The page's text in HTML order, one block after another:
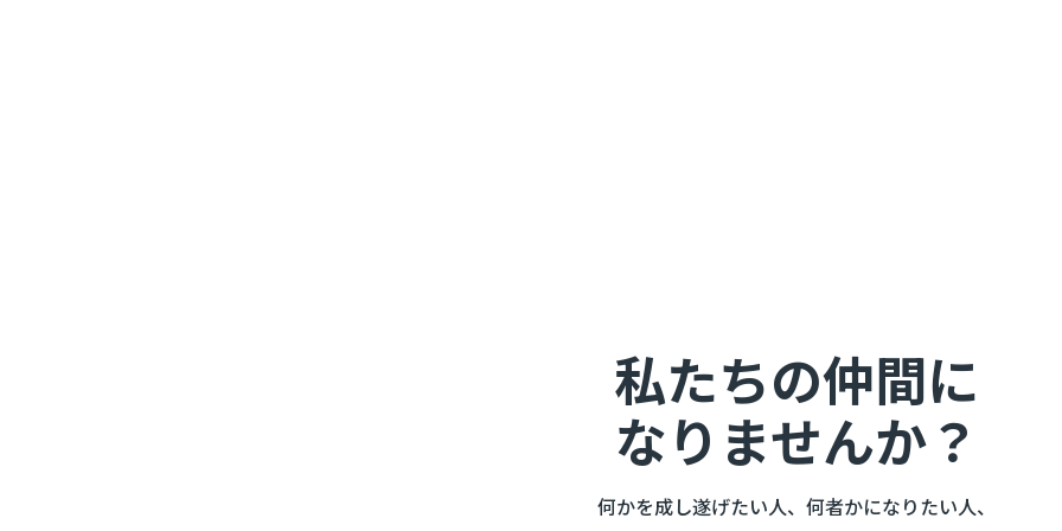
私たちの仲間に
なりませんか？
何かを成し遂げたい人、何者かになりたい人、